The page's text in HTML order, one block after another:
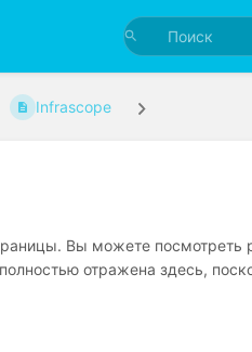
Infrascope
Вы можете посмотреть
отражена здесь,